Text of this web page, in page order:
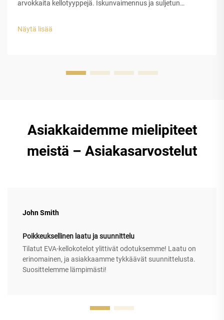
arvokkaita kellotyyppejä. Iskunvaimennus ja suljetun
vinyyliasetaatin (EVA) suljetun solurakenteen muovilla on
erinomainen suojauskyky luksuskellojen tappeihin...
Näytä lisää
Asiakkaidemme mielipiteet
meistä – Asiakasarvostelut
John Smith
Poikkeuksellinen laatu ja suunnittelu
Tilatut EVA-kellokotelot ylittivät odotuksemme! Laatu on
erinomainen, ja asiakkaamme tykkäävät suunnittelusta.
Suosittelemme lämpimästi!